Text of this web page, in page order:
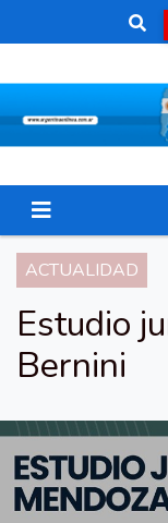
ACTUALIDAD
Estudio
Bernini